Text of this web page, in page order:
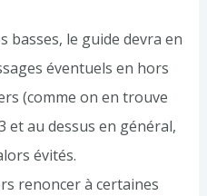
basses, le guide devra en
éventuels en hors
(comme on en trouve
et au dessus en général,
évités.
renoncer à certaines